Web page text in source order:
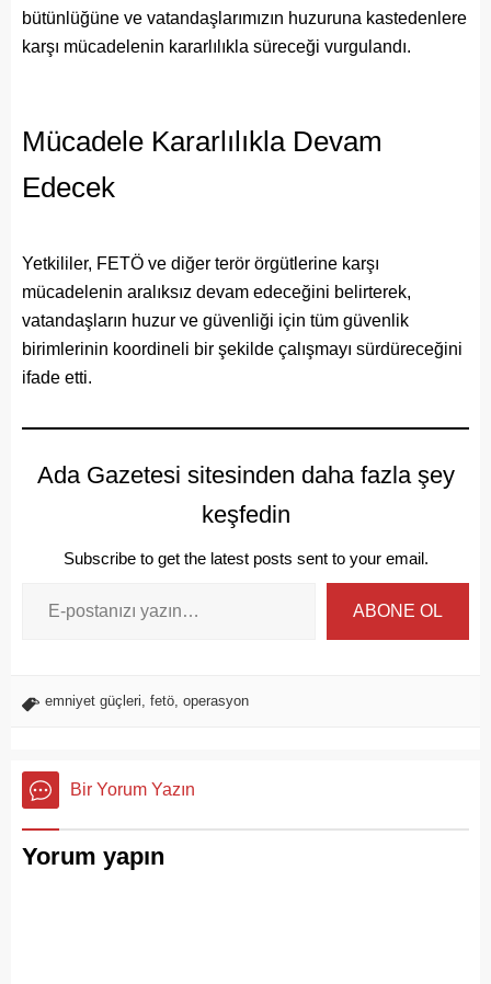
bütünlüğüne ve vatandaşlarımızın huzuruna kastedenlere
karşı mücadelenin kararlılıkla süreceği vurgulandı.
Mücadele Kararlılıkla Devam
Edecek
Yetkililer, FETÖ ve diğer terör örgütlerine karşı
mücadelenin aralıksız devam edeceğini belirterek,
vatandaşların huzur ve güvenliği için tüm güvenlik
birimlerinin koordineli bir şekilde çalışmayı sürdüreceğini
ifade etti.
Ada Gazetesi sitesinden daha fazla şey
keşfedin
Subscribe to get the latest posts sent to your email.
ABONE OL
emniyet güçleri fetö operasyon
Bir Yorum Yazın
Yorum yapın